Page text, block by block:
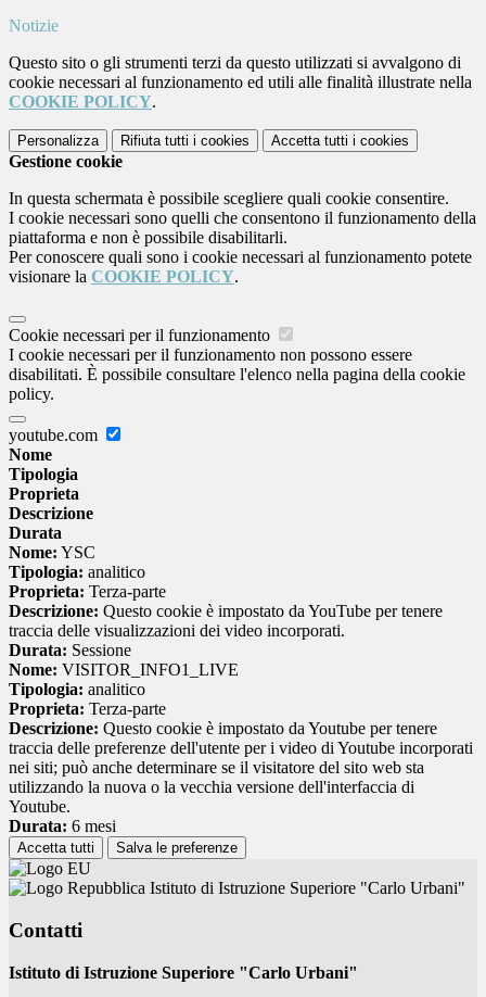
Notizie
Questo sito o gli strumenti terzi da questo utilizzati si avvalgono di
cookie necessari al funzionamento ed utili alle finalità illustrate nella
COOKIE POLICY.
Personalizza Rifiuta tutti i cookies Accetta tutti i cookies
Gestione cookie
In questa schermata è possibile scegliere quali cookie consentire.
I cookie necessari sono quelli che consentono il funzionamento della
piattaforma e non è possibile disabilitarli.
Per conoscere quali sono i cookie necessari al funzionamento potete
visionare la COOKIE POLICY.
Cookie necessari per il funzionamento
I cookie necessari per il funzionamento non possono essere
disabilitati. È possibile consultare l'elenco nella pagina della cookie
policy.
youtube.com
Nome
Tipologia
Proprieta
Descrizione
Durata
Nome: YSC
Tipologia: analitico
Proprieta: Terza-parte
Descrizione: Questo cookie è impostato da YouTube per tenere
traccia delle visualizzazioni dei video incorporati.
Durata: Sessione
Nome: VISITOR_INFO1_LIVE
Tipologia: analitico
Proprieta: Terza-parte
Descrizione: Questo cookie è impostato da Youtube per tenere
traccia delle preferenze dell'utente per i video di Youtube incorporati
nei siti; può anche determinare se il visitatore del sito web sta
utilizzando la nuova o la vecchia versione dell'interfaccia di
Youtube.
Durata: 6 mesi
Accetta tutti Salva le preferenze
Istituto di Istruzione Superiore "Carlo Urbani"
Contatti
Istituto di Istruzione Superiore "Carlo Urbani"